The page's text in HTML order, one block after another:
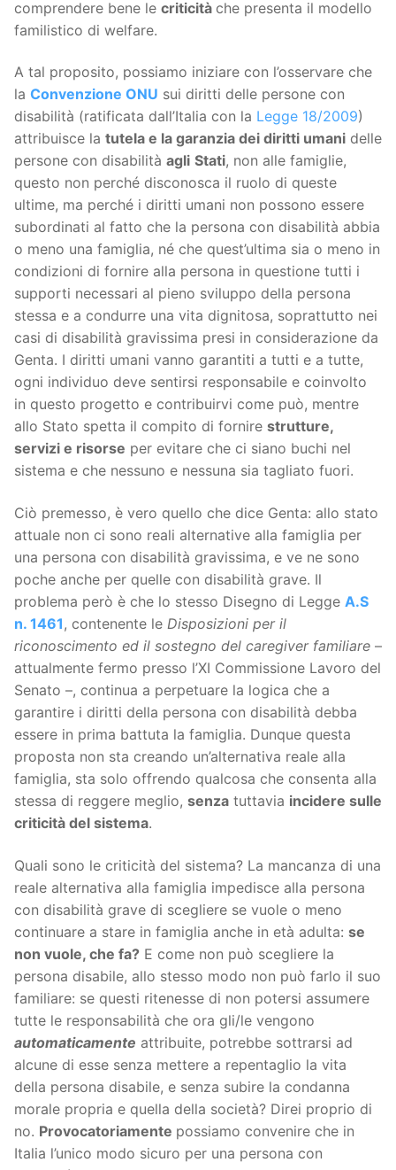
comprendere bene le criticità che presenta il modello
familistico di welfare.
A tal proposito, possiamo iniziare con l’osservare che
la Convenzione ONU sui diritti delle persone con
disabilità (ratificata dall’Italia con la Legge 18/2009)
attribuisce la tutela e la garanzia dei diritti umani delle
persone con disabilità agli Stati, non alle famiglie,
questo non perché disconosca il ruolo di queste
ultime, ma perché i diritti umani non possono essere
subordinati al fatto che la persona con disabilità abbia
o meno una famiglia, né che quest’ultima sia o meno in
condizioni di fornire alla persona in questione tutti i
supporti necessari al pieno sviluppo della persona
stessa e a condurre una vita dignitosa, soprattutto nei
casi di disabilità gravissima presi in considerazione da
Genta. I diritti umani vanno garantiti a tutti e a tutte,
ogni individuo deve sentirsi responsabile e coinvolto
in questo progetto e contribuirvi come può, mentre
allo Stato spetta il compito di fornire strutture,
servizi e risorse per evitare che ci siano buchi nel
sistema e che nessuno e nessuna sia tagliato fuori.
Ciò premesso, è vero quello che dice Genta: allo stato
attuale non ci sono reali alternative alla famiglia per
una persona con disabilità gravissima, e ve ne sono
poche anche per quelle con disabilità grave. Il
problema però è che lo stesso Disegno di Legge A.S
n. 1461, contenente le Disposizioni per il
riconoscimento ed il sostegno del caregiver familiare –
attualmente fermo presso l’XI Commissione Lavoro del
Senato –, continua a perpetuare la logica che a
garantire i diritti della persona con disabilità debba
essere in prima battuta la famiglia. Dunque questa
proposta non sta creando un’alternativa reale alla
famiglia, sta solo offrendo qualcosa che consenta alla
stessa di reggere meglio, senza tuttavia incidere sulle
criticità del sistema.
Quali sono le criticità del sistema? La mancanza di una
reale alternativa alla famiglia impedisce alla persona
con disabilità grave di scegliere se vuole o meno
continuare a stare in famiglia anche in età adulta: se
non vuole, che fa? E come non può scegliere la
persona disabile, allo stesso modo non può farlo il suo
familiare: se questi ritenesse di non potersi assumere
tutte le responsabilità che ora gli/le vengono
automaticamente attribuite, potrebbe sottrarsi ad
alcune di esse senza mettere a repentaglio la vita
della persona disabile, e senza subire la condanna
morale propria e quella della società? Direi proprio di
no. Provocatoriamente possiamo convenire che in
Italia l’unico modo sicuro per una persona con